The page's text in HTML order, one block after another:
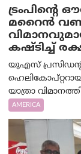
ട്രം‌പിന്റെ
മറൈന്‍ വണ്‍
കഷ്ടിച്ച്
യുഎസ് പ്രസിഡന്റ്
യാത്രാ
AMERICA